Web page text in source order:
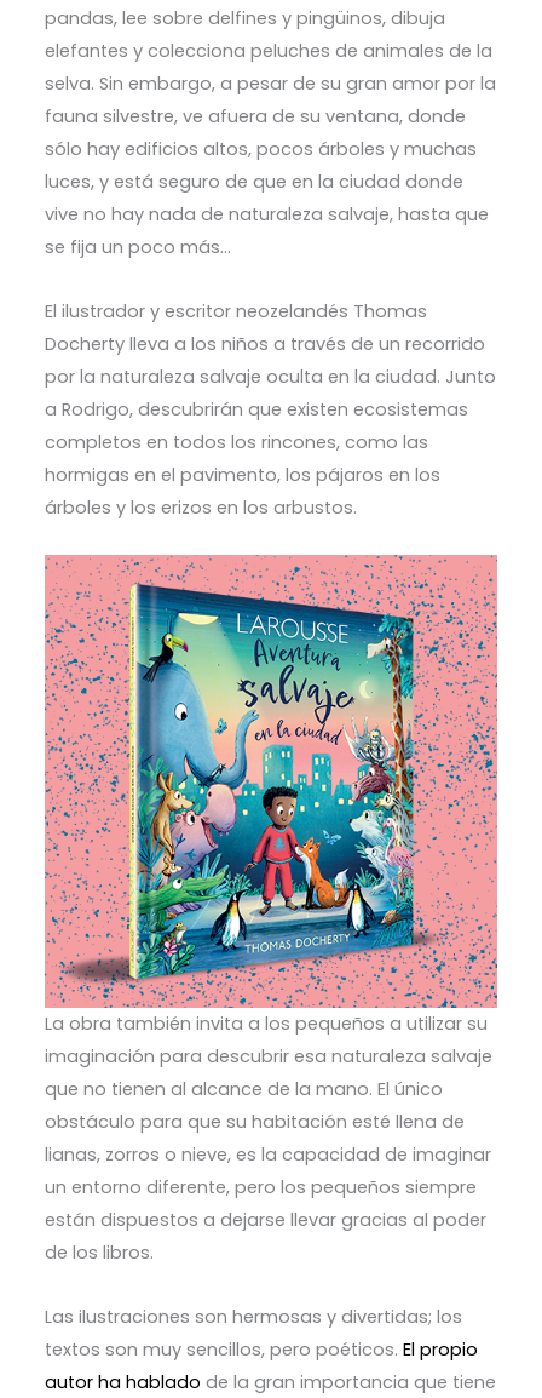
pandas, lee sobre delfines y pingüinos, dibuja
elefantes y colecciona peluches de animales de la
selva. Sin embargo, a pesar de su gran amor por la
fauna silvestre, ve afuera de su ventana, donde
sólo hay edificios altos, pocos árboles y muchas
luces, y está seguro de que en la ciudad donde
vive no hay nada de naturaleza salvaje, hasta que
se fija un poco más…
El ilustrador y escritor neozelandés Thomas
Docherty lleva a los niños a través de un recorrido
por la naturaleza salvaje oculta en la ciudad. Junto
a Rodrigo, descubrirán que existen ecosistemas
completos en todos los rincones, como las
hormigas en el pavimento, los pájaros en los
árboles y los erizos en los arbustos.
La obra también invita a los pequeños a utilizar su
imaginación para descubrir esa naturaleza salvaje
que no tienen al alcance de la mano. El único
obstáculo para que su habitación esté llena de
lianas, zorros o nieve, es la capacidad de imaginar
un entorno diferente, pero los pequeños siempre
están dispuestos a dejarse llevar gracias al poder
de los libros.
Las ilustraciones son hermosas y divertidas; los
textos son muy sencillos, pero poéticos. El propio
autor ha hablado de la gran importancia que tiene